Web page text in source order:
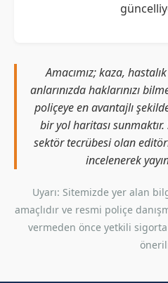
Amacımız; kaza,
anlarınızda haklarınızı
poliçeye en avantajlı
bir yol haritası
sektör tecrübesi olan
incelenerek
Uyarı: Sitemizde yer alan
amaçlıdır ve resmi poliçe
vermeden önce yetkili sigorta